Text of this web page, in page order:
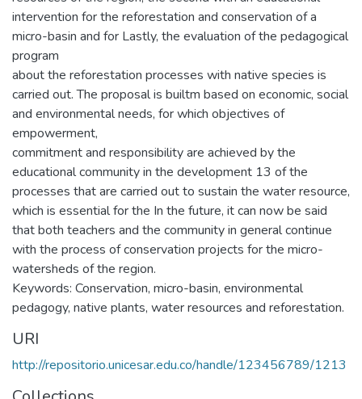
intervention for the reforestation and conservation of a
micro-basin and for Lastly, the evaluation of the pedagogical
program
about the reforestation processes with native species is
carried out. The proposal is builtm based on economic, social
and environmental needs, for which objectives of
empowerment,
commitment and responsibility are achieved by the
educational community in the development 13 of the
processes that are carried out to sustain the water resource,
which is essential for the In the future, it can now be said
that both teachers and the community in general continue
with the process of conservation projects for the micro-
watersheds of the region.
Keywords: Conservation, micro-basin, environmental
pedagogy, native plants, water resources and reforestation.
URI
http://repositorio.unicesar.edu.co/handle/123456789/1213